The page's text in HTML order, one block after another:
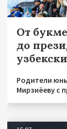
От
до
Родители
Мирзиёеву с